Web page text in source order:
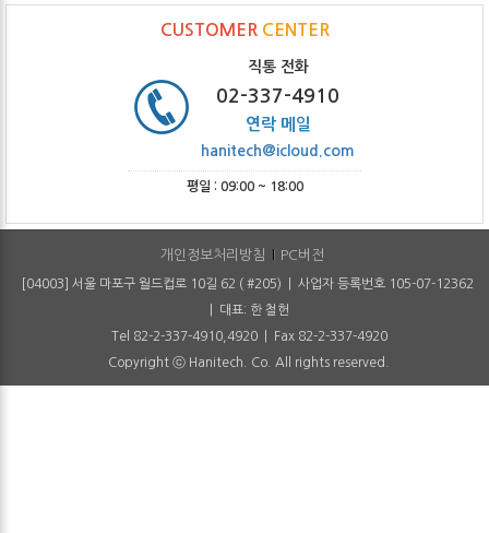
CUSTOMER CENTER
직통 전화
02-337-4910
연락 메일
hanitech@icloud.com
평일 : 09:00 ~ 18:00
개인정보처리방침 PC버전
[04003] 서울 마포구 월드컵로 10길 62 ( #205) | 사업자 등록번호 105-07-12362
| 대표: 한 철헌
Tel 82-2-337-4910,4920 | Fax 82-2-337-4920
Copyright ⓒ Hanitech. Co. All rights reserved.